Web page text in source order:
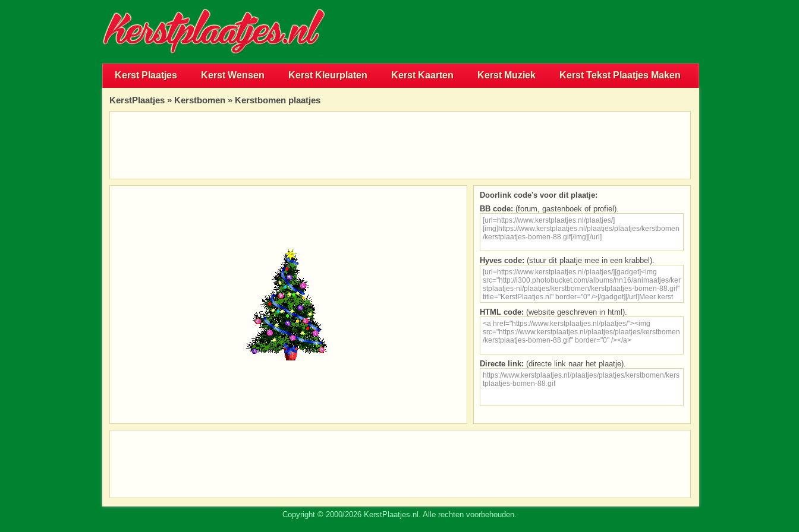
Kerst Plaatjes Kerst Wensen Kerst Kleurplaten Kerst Kaarten Kerst Muziek Kerst Tekst Plaatjes Maken
KerstPlaatjes » Kerstbomen » Kerstbomen plaatjes
Doorlink code's voor dit plaatje:
BB code: (forum, gastenboek of profiel).
Hyves code: (stuur dit plaatje mee in een krabbel).
HTML code: (website geschreven in html).
Directe link: (directe link naar het plaatje).
Copyright © 2000/2026 KerstPlaatjes.nl. Alle rechten voorbehouden.